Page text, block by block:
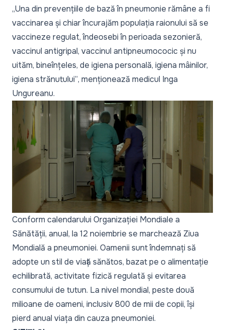
„Una din prevențiile de bază în pneumonie rămâne a fi
vaccinarea și chiar încurajăm populația raionului să se
vaccineze regulat, îndeosebi în perioada sezonieră,
vaccinul antigripal, vaccinul antipneumococic și nu
uităm, bineînțeles, de igiena personală, igiena mâinilor,
igiena strănutului”, menționează medicul Inga
Ungureanu.
Conform calendarului Organizației Mondiale a
Sănătății, anual, la 12 noiembrie se marchează Ziua
Mondială a pneumoniei. Oamenii sunt îndemnați să
adopte un stil de viață sănătos, bazat pe o alimentație
echilibrată, activitate fizică regulată și evitarea
consumului de tutun. La nivel mondial, peste două
milioane de oameni, inclusiv 800 de mii de copii, își
pierd anual viața din cauza pneumoniei.